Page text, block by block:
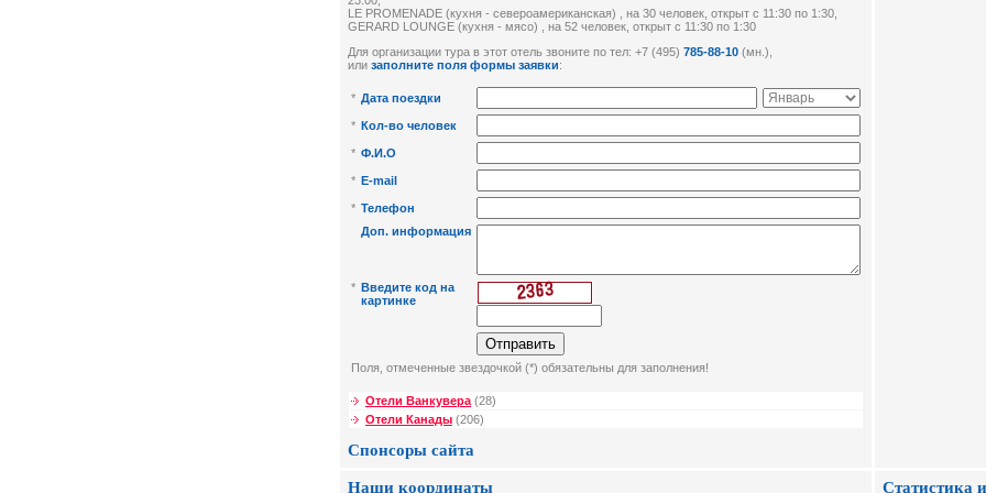
LE PROMENADE (кухня - североамериканская) , на 30 человек, открыт c 11:30 по 1:30,
GERARD LOUNGE (кухня - мясо) , на 52 человек, открыт c 11:30 по 1:30
Для организации тура в этот отель звоните по тел: +7 (495) 785-88-10 (мн.),
или заполните поля формы заявки:
* Дата поездки
* Кол-во человек
* Ф.И.О
* E-mail
* Телефон
Доп. информация
* Введите код на
картинке
Поля, отмеченные звездочкой (*) обязательны для заполнения!
Отели Ванкувера(28)
Отели Канады (206)
Спонсоры сайта
Наши координаты Статистика